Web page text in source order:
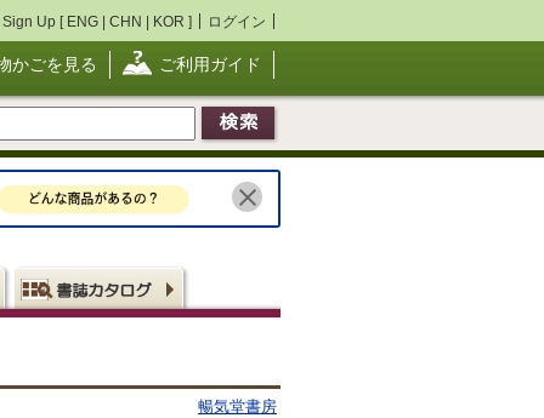
Sign Up [ ENG | CHN | KOR ] ログイン
かごを見る ご利用ガイド
暢気堂書房